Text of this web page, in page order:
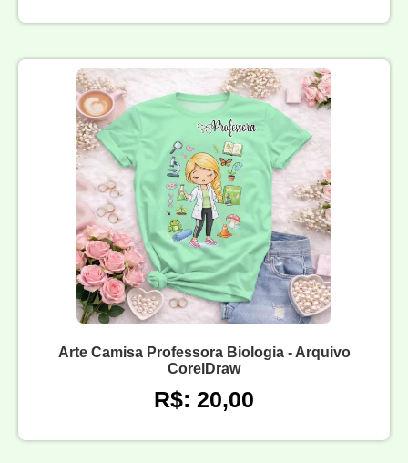
Arte Camisa Professora Biologia - Arquivo
CorelDraw
R$: 20,00